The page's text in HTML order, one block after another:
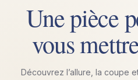
Une pièce
vous
Découvrez l’allure, la coupe